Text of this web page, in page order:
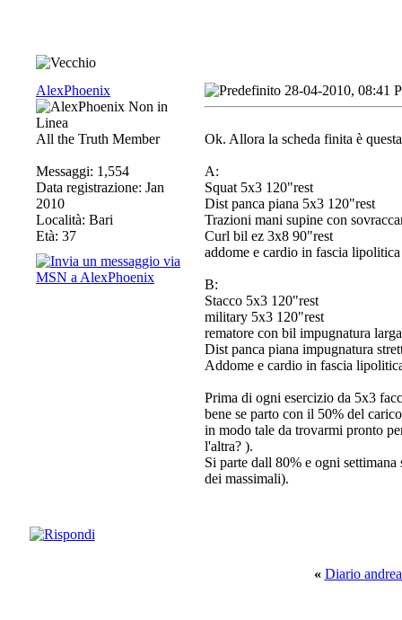
AlexPhoenix
All the Truth Member
Messaggi: 1,554
Data registrazione: Jan
2010
Località: Bari
Età: 37
28-04-2010, 08:41
Ok. Allora la scheda finita è
A:
Squat 5x3 120"rest
Dist panca piana 5x3 120"rest
Trazioni mani supine con
Curl bil ez 3x8 90"rest
addome e cardio in fascia
B:
Stacco 5x3 120"rest
military 5x3 120"rest
rematore con bil impugnatura
Dist panca piana impugnatura
Addome e cardio in fascia
Prima di ogni esercizio da 5x3
bene se parto con il 50% del
in modo tale da trovarmi pronto
l'altra? ).
Si parte dall 80% e ogni
dei massimali).
« Diario